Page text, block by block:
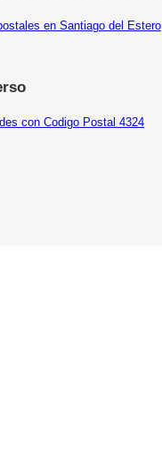
en Santiago del Estero
con Codigo Postal 4324